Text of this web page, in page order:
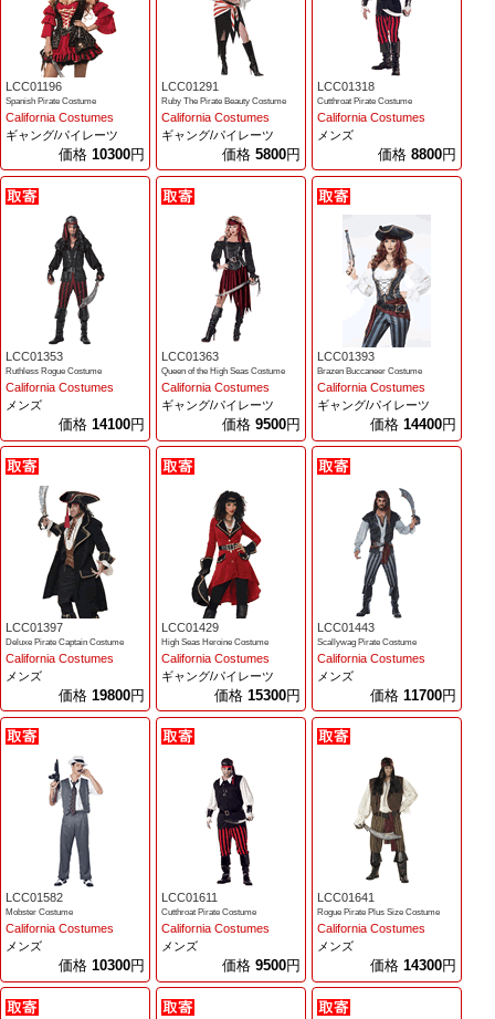
LCC01196
Spanish Pirate Costume
California Costumes
ギャング/パイレーツ
価格 10300円
LCC01291
Ruby The Pirate Beauty Costume
California Costumes
ギャング/パイレーツ
価格 5800円
LCC01318
Cutthroat Pirate Costume
California Costumes
メンズ
価格 8800円
LCC01353
Ruthless Rogue Costume
California Costumes
メンズ
価格 14100円
LCC01363
Queen of the High Seas Costume
California Costumes
ギャング/パイレーツ
価格 9500円
LCC01393
Brazen Buccaneer Costume
California Costumes
ギャング/パイレーツ
価格 14400円
LCC01397
Deluxe Pirate Captain Costume
California Costumes
メンズ
価格 19800円
LCC01429
High Seas Heroine Costume
California Costumes
ギャング/パイレーツ
価格 15300円
LCC01443
Scallywag Pirate Costume
California Costumes
メンズ
価格 11700円
LCC01582
Mobster Costume
California Costumes
メンズ
価格 10300円
LCC01611
Cutthroat Pirate Costume
California Costumes
メンズ
価格 9500円
LCC01641
Rogue Pirate Plus Size Costume
California Costumes
メンズ
価格 14300円